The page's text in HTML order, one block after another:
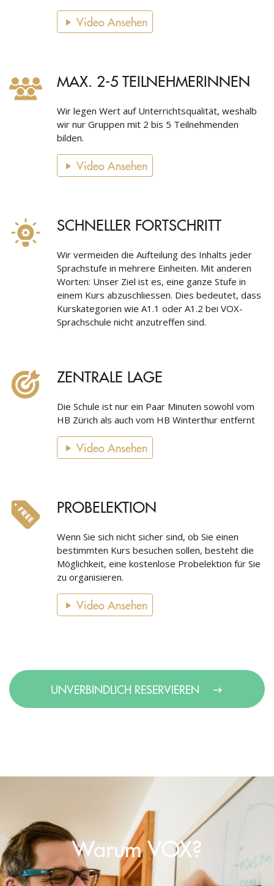
Video Ansehen
MAX. 2-5 TEILNEHMERINNEN
Wir legen Wert auf Unterrichtsqualität, weshalb
wir nur Gruppen mit 2 bis 5 Teilnehmenden
bilden.
Video Ansehen
SCHNELLER FORTSCHRITT
Wir vermeiden die Aufteilung des Inhalts jeder
Sprachstufe in mehrere Einheiten. Mit anderen
Worten: Unser Ziel ist es, eine ganze Stufe in
einem Kurs abzuschliessen. Dies bedeutet, dass
Kurskategorien wie A1.1 oder A1.2 bei VOX-
Sprachschule nicht anzutreffen sind.
ZENTRALE LAGE
Die Schule ist nur ein Paar Minuten sowohl vom
HB Zürich als auch vom HB Winterthur entfernt
Video Ansehen
PROBELEKTION
Wenn Sie sich nicht sicher sind, ob Sie einen
bestimmten Kurs besuchen sollen, besteht die
Möglichkeit, eine kostenlose Probelektion für Sie
zu organisieren.
Video Ansehen
UNVERBINDLICH RESERVIEREN
Warum VOX?